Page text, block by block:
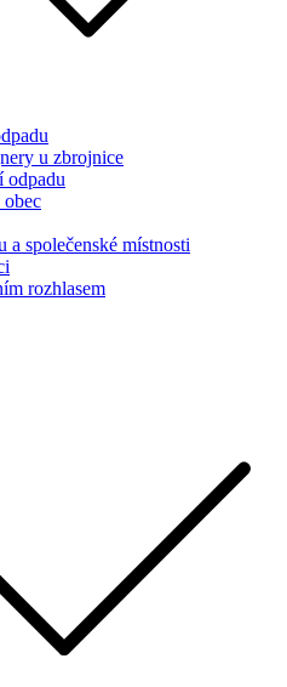
u zbrojnice
odpadu
obec
a společenské místnosti
rozhlasem